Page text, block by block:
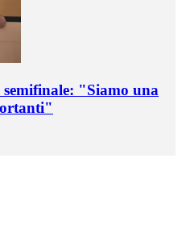
"Siamo una